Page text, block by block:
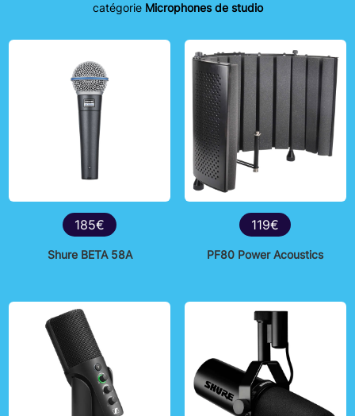
catégorie Microphones de studio
185€
Shure BETA 58A
119€
PF80 Power Acoustics